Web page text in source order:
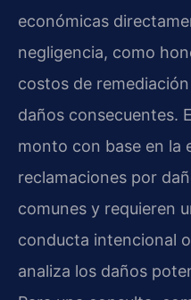
económicas
negligencia, como
costos de
daños consecuentes.
monto con base en la
reclamaciones por
comunes y requieren
conducta intencional
analiza los daños